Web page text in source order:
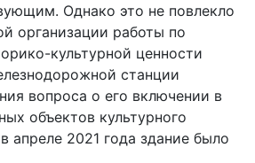
Однако это не повлекло
организации работы по
культурной ценности
станции
вопроса о его включении в
объектов культурного
апреле 2021 года здание было